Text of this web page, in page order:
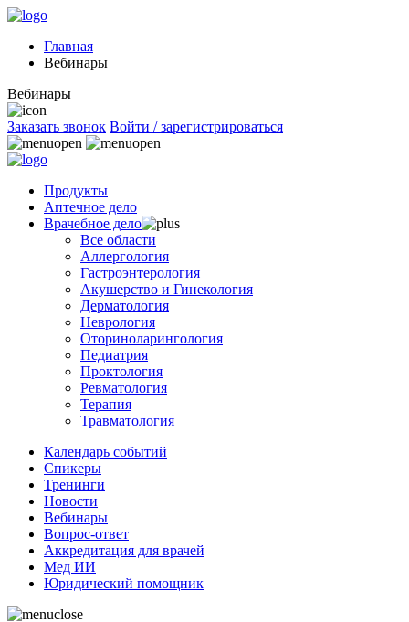
Главная
Вебинары
Вебинары
Заказать звонок Войти / зарегистрироваться
Продукты
Аптечное дело
Врачебное дело
Все области
Аллергология
Гастроэнтерология
Акушерство и Гинекология
Дерматология
Неврология
Оториноларингология
Педиатрия
Проктология
Ревматология
Терапия
Травматология
Календарь событий
Спикеры
Тренинги
Новости
Вебинары
Вопрос-ответ
Аккредитация для врачей
Мед ИИ
Юридический помощник